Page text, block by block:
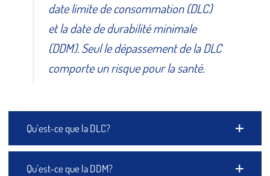
date limite de consommation (DLC)
et la date de durabilité minimale
(DDM). Seul le dépassement de la DLC
comporte un risque pour la santé.
Qu’est-ce que la DLC?
Qu’est-ce que la DDM?